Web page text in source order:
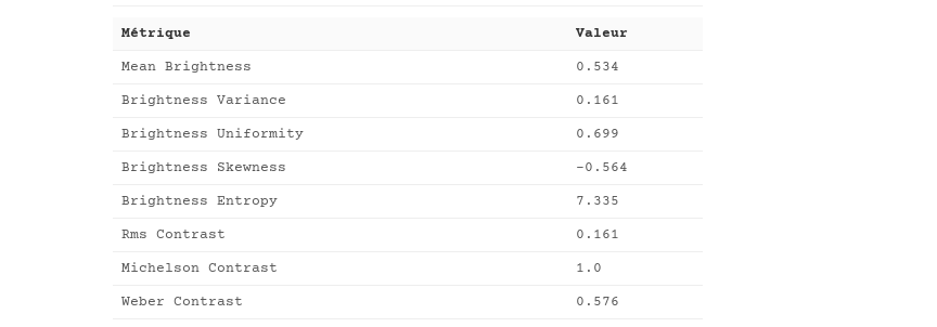
Métrique Valeur
Mean Brightness 0.534
Brightness Variance 0.161
Brightness Uniformity 0.699
Brightness Skewness -0.564
Brightness Entropy 7.335
Rms Contrast 0.161
Michelson Contrast 1.0
Weber Contrast 0.576